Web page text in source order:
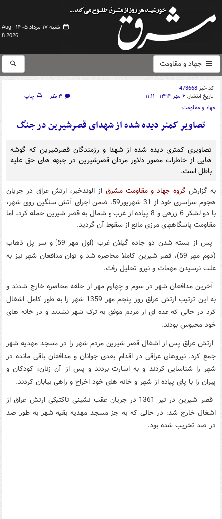
شنبه ۱۷ مرداد ۱۴۰۵ -
Aug
8 2026
جهاد و مقاومت
کد خبر473668
تاریخ انتشار: ۶ مهر ۱۳۹۴ - ۱۱:۱۱ ۳ نظر
چاپ
جهاد و مقاومت
تصاویر کمتر دیده شده از شهدای قصرشیرین در جنگ
تصاویری کمتری دیده شده از شهدا و رزمندگان قصرشیرین که گوشه
هایی از خاطرات مصور دلاور مردان قصرشیرین در جبهه های حق علیه
باطل است.
به گزارش گروه جهاد و مقاومت مشرق از الوندخبر، ارتش عراق در جریان
هجوم سراسری خود از 31 شهریور59، ضمن اجرای آتش سنگین روی شهر،
با دو لشکر 6 زرهی و 8 پیاده از غرب و شمال به قصر شیرین حمله کرد، اما
مقاومت پاسگاههای مرزی مانع از سقوط آن گردید.
پس از بسته شدن دو جاده گیلان غرب (اول مهر 59) و سر پل ذهاب
(دوم مهر 59)، قصر شیرین کاملا محاصره شد و توان مدافعان شهر نیز به
علت نرسیدن مهمات و نیرو تحلیل رفت.
آخرین مدافعان شهر در سوم و چهارم مهر از حلقه محاصره خارج شدند و
به این ترتیب ارتش عراق روز پنجم مهر 1359 شهر را به طور کامل اشغال
کرد در حالی که عده ای از مردم موفق به ترک شهر نشدند و در خانه های
خود محبوس بودند.
ارتش عراق پس از اشغال قصر شیرین مردم شهر را در مسجد مهدیه شهر
جمع کرد. نیروهای عراقی در اقدام بعدی جوانان و مدافعان باقی مانده در
شهر را شناسایی کردند و به اسارت بردند و پس از آن زنان، کودکان و
پیران را با پای پیاده از شهر و خانه های خود اخراج و راهی بیابان کردند.
قصر شیرین در تیر 1361 در جریان عقب نشینی تاکتیکی ارتش عراق از
اشغال خارج شد، در حالی که به جز مسجد مهدیه بقیه شهر به طور صد
در صد تخریب شده بود.